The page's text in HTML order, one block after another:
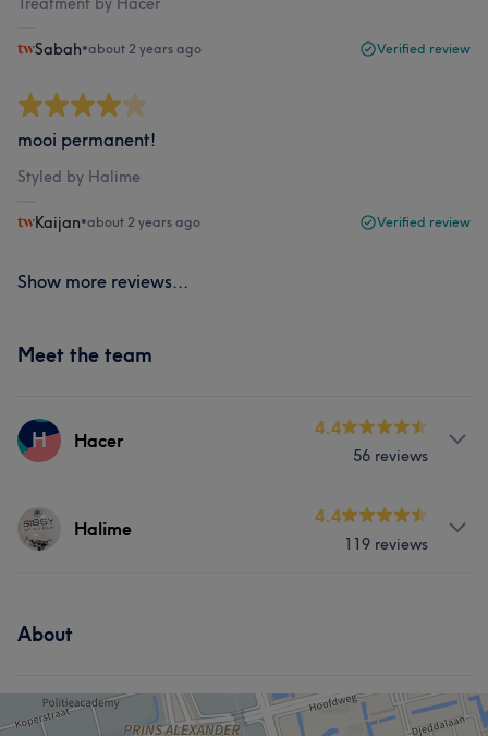
Sabah•about 2 years ago Verified review
mooi permanent!
Styled by Halime
Kaijan•about 2 years ago Verified review
Show more reviews...
Meet the team
H Hacer
4.4
56 reviews
Services
Halime
4.4
119 reviews
What our customers say about Halime
About